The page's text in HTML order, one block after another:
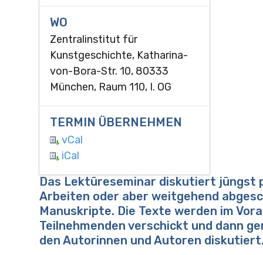
WO
Zentralinstitut für
Kunstgeschichte, Katharina-
von-Bora-Str. 10, 80333
München, Raum 110, I. OG
TERMIN ÜBERNEHMEN
vCal
iCal
Das Lektüreseminar diskutiert jüngst
Arbeiten oder aber weitgehend
Manuskripte. Die Texte werden im
Teilnehmenden verschickt und dann
den Autorinnen und Autoren